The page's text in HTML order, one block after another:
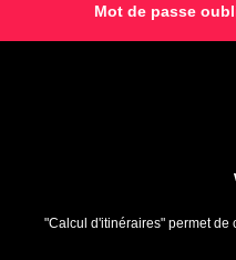
Mot de passe
"Calcul d'itinéraires" permet de